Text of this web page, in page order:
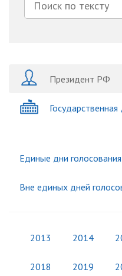
Президент РФ
Единые дни голосования
Вне единых дней
2013 2014
2018 2019